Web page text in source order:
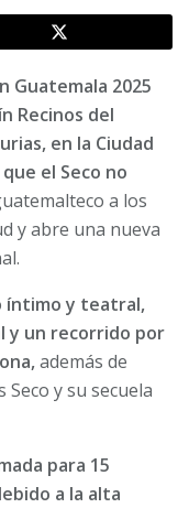
Guatemala 2025
Recinos del
en la Ciudad
que el Seco no
a los
y abre una nueva
íntimo y teatral,
y un recorrido por
además de
y su secuela
para 15
a la alta